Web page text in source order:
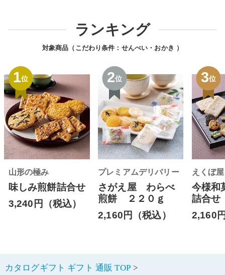
ランキング
対象商品（こだわり条件： せんべい・おかき ）
1位
山形の極み
味しみ煎餅詰合せ
3,240円（税込）
2位
プレミアムデリバリー
さがえ屋 わらべ
煎餅 ２２０ｇ
2,160円（税込）
3位
えくぼ屋
今様和
詰合せ
2,160
カタログギフト ギフト 通販 TOP